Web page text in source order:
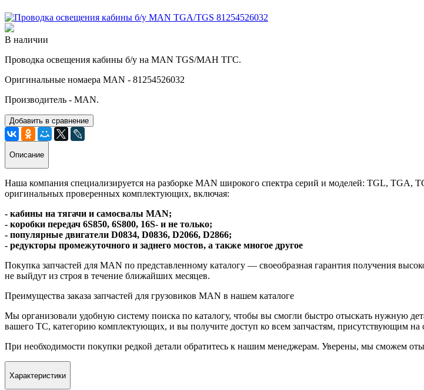
В наличии
Проводка освещения кабины б/у на MAN TGS/МАН ТГС.
Оригинальные номаера MAN - 81254526032
Производитель - MAN.
Добавить в сравнение
Описание
Наша компания специализируется на разборке MAN широкого спектра серий и моделей: TGL, TGA,
оригинальных проверенных комплектующих, включая:
- кабины на тягачи и самосвалы MAN;
- коробки передач 6S850, 6S800, 16S- и не только;
- популярные двигатели D0834, D0836, D2066, D2866;
- редукторы промежуточного и заднего мостов, а также многое другое
Покупка запчастей для MAN по представленному каталогу — своеобразная гарантия получения
не выйдут из строя в течение ближайших месяцев.
Преимущества заказа запчастей для грузовиков MAN в нашем каталоге
Мы организовали удобную систему поиска по каталогу, чтобы вы смогли быстро отыскать нужную
вашего ТС, категорию комплектующих, и вы получите доступ ко всем запчастям, присутствующим на
При необходимости покупки редкой детали обратитесь к нашим менеджерам. Уверены, мы сможем
Характеристики